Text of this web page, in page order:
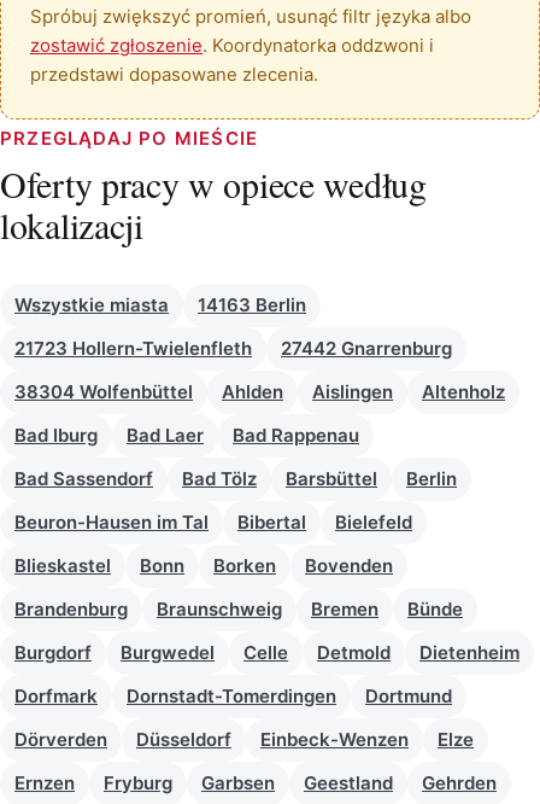
Spróbuj zwiększyć promień, usunąć filtr języka albo
zostawić zgłoszenie. Koordynatorka oddzwoni i
przedstawi dopasowane zlecenia.
PRZEGLĄDAJ PO MIEŚCIE
Oferty pracy w opiece według
lokalizacji
Wszystkie miasta
14163 Berlin
21723 Hollern-Twielenfleth
27442 Gnarrenburg
38304 Wolfenbüttel
Ahlden Aislingen
Altenholz
Bad Iburg
Bad Laer
Bad Rappenau
Bad Sassendorf
Bad Tölz Barsbüttel
Berlin
Beuron-Hausen im Tal
Bibertal
Bielefeld
Blieskastel
Bonn Borken
Bovenden
Brandenburg
Braunschweig Bremen
Bünde
Burgdorf
Burgwedel Celle Detmold
Dietenheim
Dorfmark
Dornstadt-Tomerdingen
Dortmund
Dörverden
Düsseldorf Einbeck-Wenzen
Elze
Ernzen
Fryburg Garbsen Geestland Gehrden